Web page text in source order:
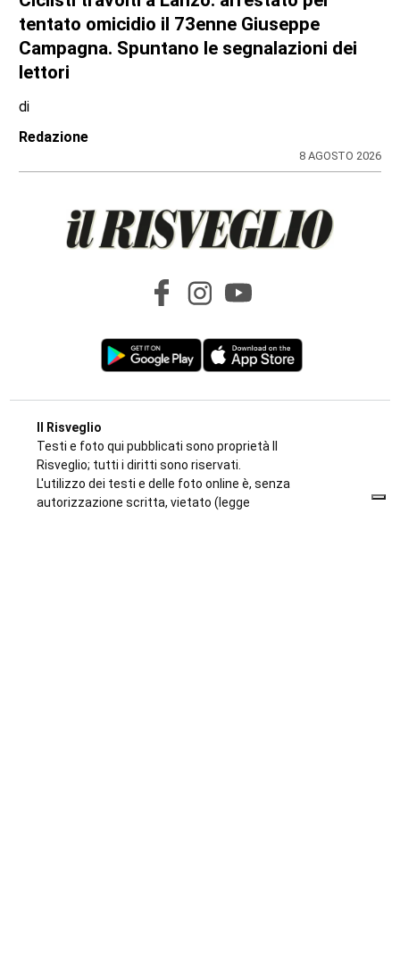
tentato omicidio il 73enne Giuseppe
Campagna. Spuntano le segnalazioni dei
lettori
di
Redazione
8 AGOSTO 2026
Il Risveglio
Testi e foto qui pubblicati sono proprietà Il
Risveglio; tutti i diritti sono riservati.
L'utilizzo dei testi e delle foto online è, senza
autorizzazione scritta, vietato (legge